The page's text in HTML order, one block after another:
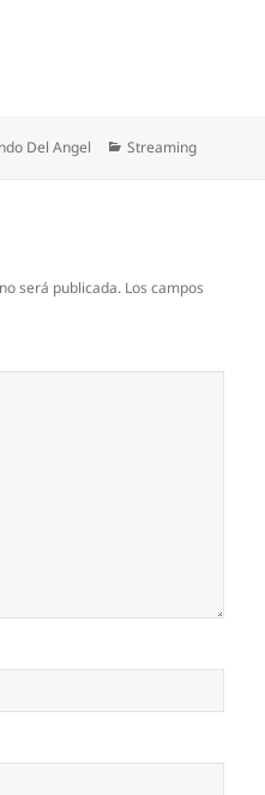
Del Angel Categorías
Streaming
será publicada. Los campos